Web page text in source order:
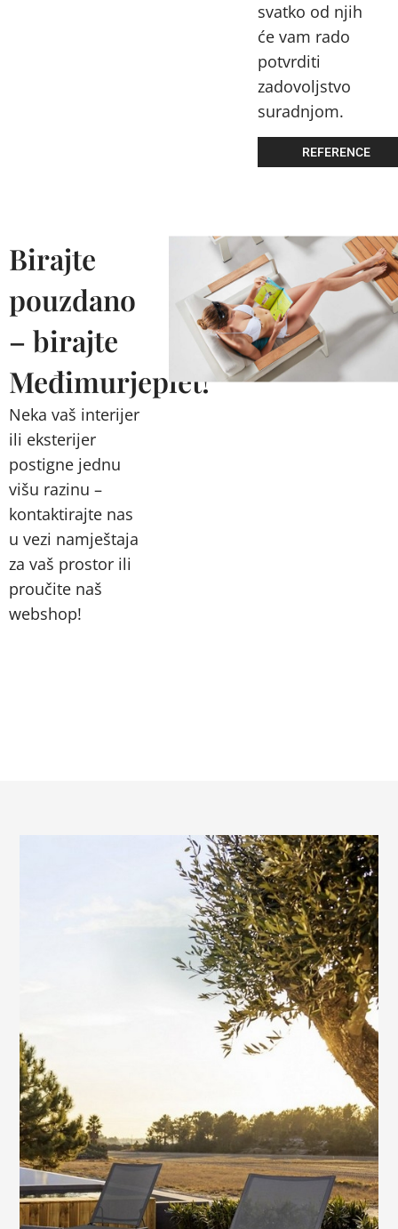
svatko od njih
će vam rado
potvrditi
zadovoljstvo
suradnjom.
REFERENCE
Birajte
pouzdano
– birajte
Međimurjeplet!
Neka vaš interijer
ili eksterijer
postigne jednu
višu razinu –
kontaktirajte nas
u vezi namještaja
za vaš prostor ili
proučite naš
webshop!